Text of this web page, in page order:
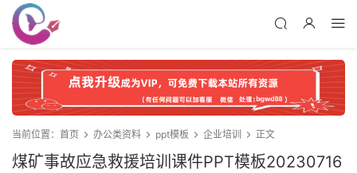
当前位置： 首页 办公类资料 ppt模板 企业培训 正文
煤矿事故应急救援培训课件PPT模板20230716